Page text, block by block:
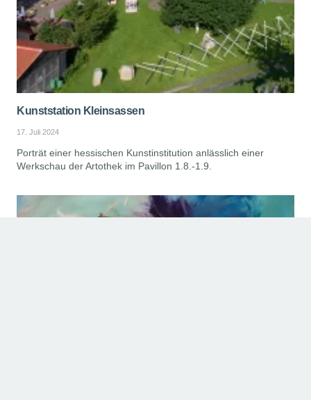
Kunststation Kleinsassen
17. Juli 2024
Porträt einer hessischen Kunstinstitution anlässlich einer
Werkschau der Artothek im Pavillon 1.8.-1.9.